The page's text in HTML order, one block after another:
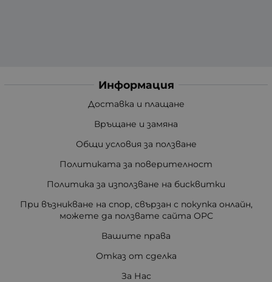
Информация
Доставка и плащане
Връщане и замяна
Общи условия за ползване
Политиката за поверителност
Политика за използване на бисквитки
При възникване на спор, свързан с покупка онлайн,
можете да ползвате сайта ОРС
Вашите права
Отказ от сделка
За Нас